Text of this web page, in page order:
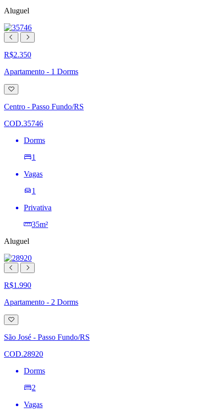
Aluguel
R$2.350
Apartamento - 1 Dorms
Adicionar
à
lista
de
Centro - Passo Fundo/RS
COD.35746
Dorms
1
Vagas
1
Privativa
35m²
Aluguel
R$1.990
Apartamento - 2 Dorms
Adicionar
à
lista
de
São José - Passo Fundo/RS
COD.28920
Dorms
2
Vagas